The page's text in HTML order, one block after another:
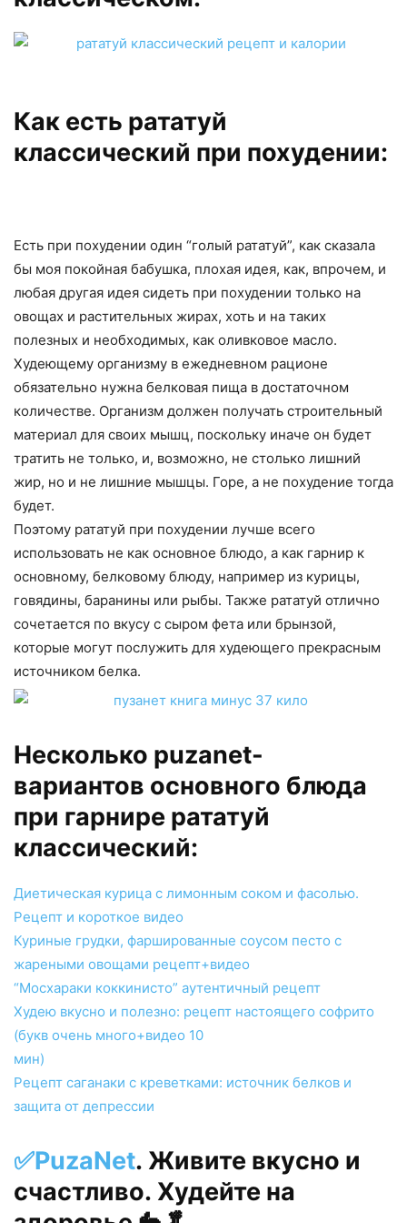
Как есть рататуй
классический при похудении:
Есть при похудении один “голый рататуй”, как сказала
бы моя покойная бабушка, плохая идея, как, впрочем, и
любая другая идея сидеть при похудении только на
овощах и растительных жирах, хоть и на таких
полезных и необходимых, как оливковое масло.
Худеющему организму в ежедневном рационе
обязательно нужна белковая пища в достаточном
количестве. Организм должен получать строительный
материал для своих мышц, поскольку иначе он будет
тратить не только, и, возможно, не столько лишний
жир, но и не лишние мышцы. Горе, а не похудение тогда
будет.
Поэтому рататуй при похудении лучше всего
использовать не как основное блюдо, а как гарнир к
основному, белковому блюду, например из курицы,
говядины, баранины или рыбы. Также рататуй отлично
сочетается по вкусу с сыром фета или брынзой,
которые могут послужить для худеющего прекрасным
источником белка.
Несколько puzanet-
вариантов основного блюда
при гарнире рататуй
классический:
Диетическая курица с лимонным соком и фасолью.
Рецепт и короткое видео
Куриные грудки, фаршированные соусом песто с
жареными овощами рецепт+видео
“Мосхараки коккинисто” аутентичный рецепт
Худею вкусно и полезно: рецепт настоящего софрито
(букв очень много+видео 10
мин)
Рецепт саганаки с креветками: источник белков и
защита от депрессии
✅PuzaNet. Живите вкусно и
счастливо. Худейте на